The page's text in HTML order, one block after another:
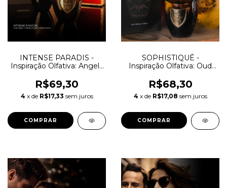
INTENSE PARADIS -
Inspiração Olfativa: Angels
R$69,30
4 x de R$17,33 sem juros
COMPRAR
SOPHISTIQUÉ -
Inspiração Olfativa: Oud
R$68,30
4 x de R$17,08 sem juros
COMPRAR